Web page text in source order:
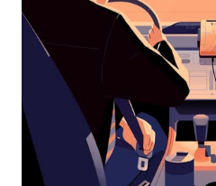
el
botón
escape
el
calendario.